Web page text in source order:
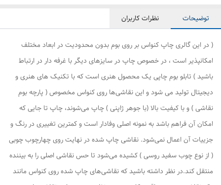
توضیحات نظرات کاربران
( در این گالری چاپ کنواس بر روی بوم بدون محدودیت در ابعاد مختلف
امکانپذیر است ، در خصوص چاپ در سایزهای دیگر با غرفه دار در ارتباط
باشید ) تابلو بوم چاپی یک محصول هنری است که با تکنیک های هنری و
دیجیتال تولید می شود و این نقاشی‌ها روی کنواس مخصوص ( پارچه بوم
نقاشی ) و با کیفیت بالا (با جوهر ژاپنی ) چاپ می‌شوند، چاپ تا جایی که
امکان آن فراهم باشد به نمونه اصلی وفادار است و کمترین تغییری در رنگ و
جزییات آن اعمال نمی‌شود. نقاشی چاپ شده در نهایت روی چهارچوب چوبی
( از نوع چوب سفید روسی ) کشیده می‌شود تا حس نقاشی اصلی را به بیننده
منتقل کند.در نظر داشته باشید که نقاشی‌های چاپ شده روی کنواس مانند